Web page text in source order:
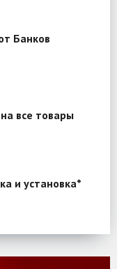
Банков
все товары
и установка*